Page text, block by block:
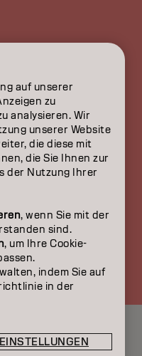
auf unserer
zu
analysieren. Wir
unserer Website
die diese mit
die Sie Ihnen zur
der Nutzung Ihrer
, wenn Sie mit der
sind.
, um Ihre Cookie-
indem Sie auf
in der